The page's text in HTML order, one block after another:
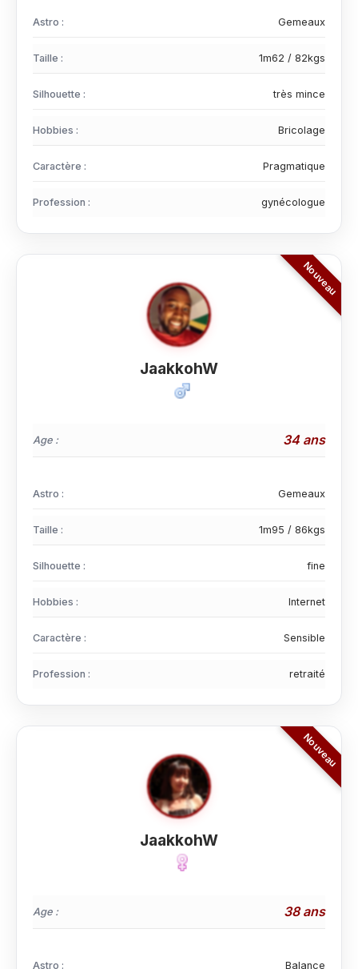
Astro : Gemeaux
Taille : 1m62 / 82kgs
Silhouette : très mince
Hobbies : Bricolage
Caractère : Pragmatique
Profession : gynécologue
JaakkohW
Age : 34 ans
Astro : Gemeaux
Taille : 1m95 / 86kgs
Silhouette : fine
Hobbies : Internet
Caractère : Sensible
Profession : retraité
JaakkohW
Age : 38 ans
Astro : Balance